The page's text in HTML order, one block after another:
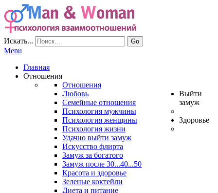
Искать... Go
Menu
Главная
Отношения
Отношения
Любовь
Семейные отношения
Психология мужчины
Психология женщины
Психология жизни
Выйти
замуж
Удачно выйти замуж
Искусство флирта
Замуж за богатого
Замуж после 30...40...50
Здоровье
Красота и здоровье
Зеленые коктейли
Диета и питание